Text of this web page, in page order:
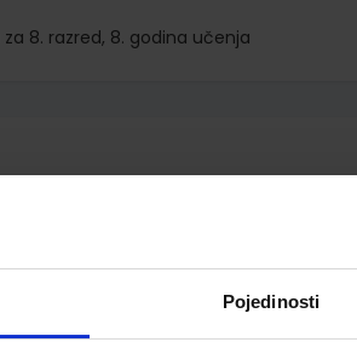
Pojedinosti
za 8. razred, 8. godina učenja